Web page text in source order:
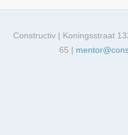
Constructiv | Koningsstraat
65 |